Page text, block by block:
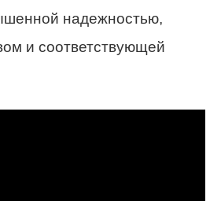
надежностью,
и соответствующей